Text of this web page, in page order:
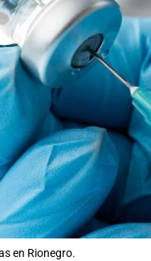
en Rionegro.